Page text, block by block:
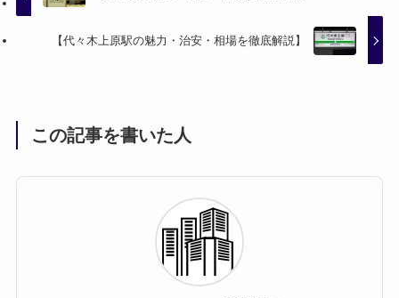
【代々木上原駅の魅力・治安・相場を徹底解説】
この記事を書いた人